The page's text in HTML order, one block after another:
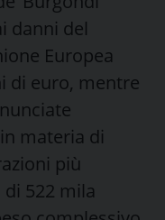
danni del
Europea
di euro, mentre
materia di
più
522 mila